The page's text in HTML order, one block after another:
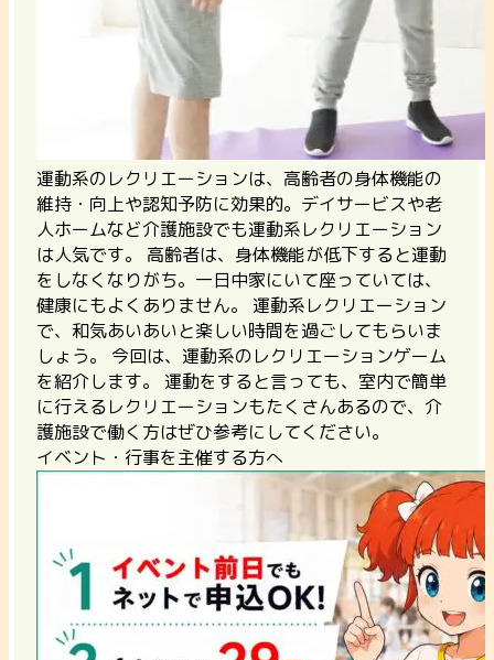
運動系のレクリエーションは、高齢者の身体機能の
維持・向上や認知予防に効果的。デイサービスや老
人ホームなど介護施設でも運動系レクリエーション
は人気です。 高齢者は、身体機能が低下すると運動
をしなくなりがち。一日中家にいて座っていては、
健康にもよくありません。 運動系レクリエーション
で、和気あいあいと楽しい時間を過ごしてもらいま
しょう。 今回は、運動系のレクリエーションゲーム
を紹介します。 運動をすると言っても、室内で簡単
に行えるレクリエーションもたくさんあるので、介
護施設で働く方はぜひ参考にしてください。
イベント・行事を主催する方へ